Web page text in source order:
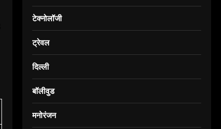
टेक्नोलॉजी
ट्रेवल
दिल्ली
बॉलीवुड
मनोरंजन